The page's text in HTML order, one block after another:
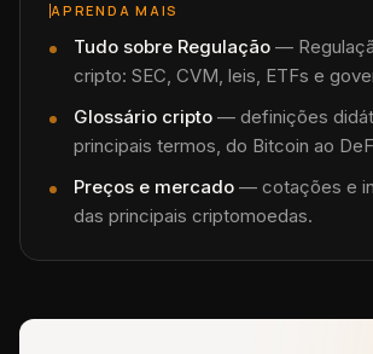
APRENDA MAIS
Tudo sobre Regulação —
cripto: SEC, CVM, leis, ETFs e
Glossário cripto — definições
principais termos, do Bitcoin ao
Preços e mercado — cotações e
das principais criptomoedas.